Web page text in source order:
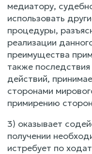
медиатору,
использовать
процедуры,
реализации
преимущества
также
действий,
сторонами
примирению
3) оказывает
получении
истребует по